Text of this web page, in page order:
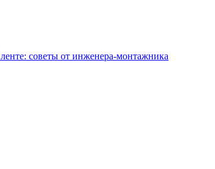
советы от инженера-монтажника